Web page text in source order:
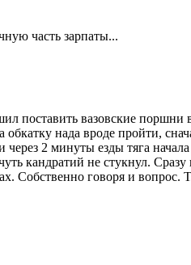
часть зарпаты...
поставить вазовские поршни
нада вроде пройти,
2 минуты езды тяга
кандратий не стукнул. Сразу
Собственно говоря и вопрос.